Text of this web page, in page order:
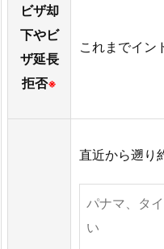
ビザ却
下やビ
ザ延長
拒否※
これまでイン
直近から遡り